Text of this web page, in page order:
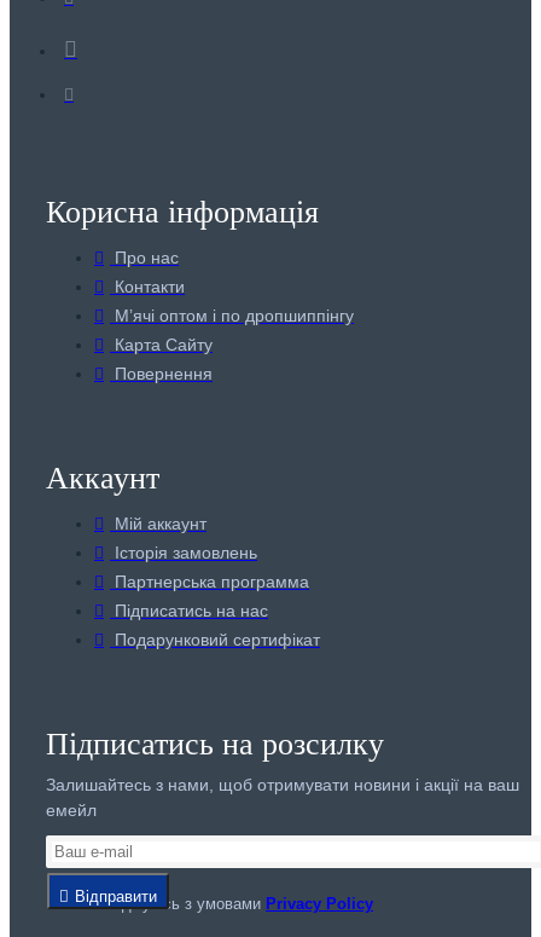
Корисна інформація
Про нас
Контакти
Мʼячі оптом і по дропшиппінгу
Карта Сайту
Повернення
Аккаунт
Мій аккаунт
Історія замовлень
Партнерська программа
Підписатись на нас
Подарунковий сертифікат
Підписатись на розсилку
Залишайтесь з нами, щоб отримувати новини і акції на ваш
емейл
Відправити
Я погоджуюсь з умовами Privacy Policy